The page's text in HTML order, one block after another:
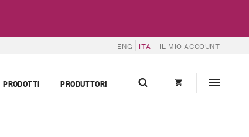
ENG ITA IL MIO ACCOUNT
PRODOTTI PRODUTTORI